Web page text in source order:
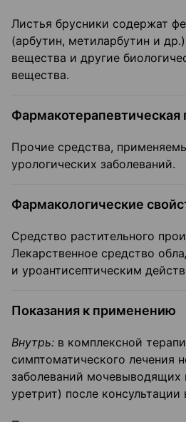
Листья брусники содержат
(арбутин, метиларбутин и
вещества и другие
вещества.
Фармакотерапевтическая
Прочие средства,
урологических заболеваний.
Фармакологические
Средство растительного
Лекарственное средство
и уроантисептическим
Показания к применению
Внутрь: в комплексной
симптоматического лечения
заболеваний мочевыводящих
уретрит) после консультации